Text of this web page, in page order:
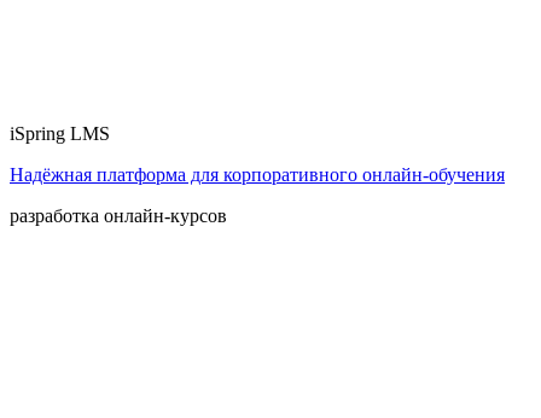
iSpring LMS
Надёжная платформа для корпоративного онлайн‑обучения
разработка онлайн-курсов